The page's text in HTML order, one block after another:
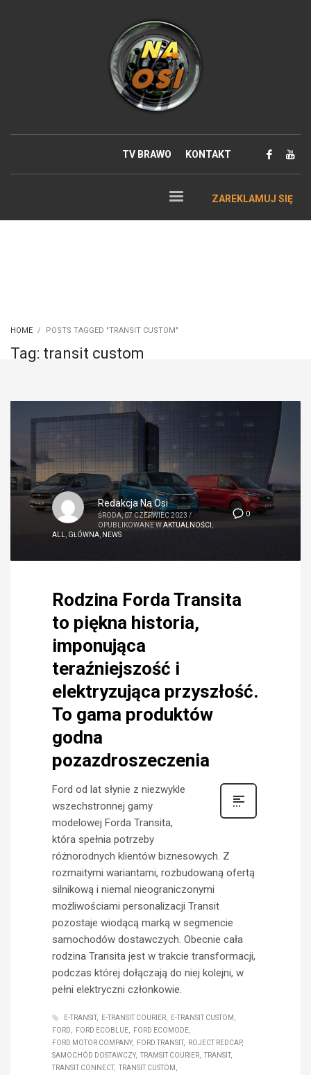
TV BRAWO KONTAKT
ZAREKLAMUJ SIĘ
HOME POSTS TAGGED "TRANSIT CUSTOM"
Tag: transit custom
0
Redakcja Na Osi
ŚRODA, 07 CZERWIEC 2023 /
OPUBLIKOWANE WAKTUALNOŚCI
ALL
GŁÓWNA NEWS
Rodzina Forda Transita
to piękna historia,
imponująca
teraźniejszość i
elektryzująca przyszłość.
To gama produktów
godna
pozazdroszeczenia
Ford od lat słynie z niezwykle
wszechstronnej gamy
modelowej Forda Transita,
która spełnia potrzeby
różnorodnych klientów biznesowych. Z
rozmaitymi wariantami, rozbudowaną ofertą
silnikową i niemal nieograniczonymi
możliwościami personalizacji Transit
pozostaje wiodącą marką w segmencie
samochodów dostawczych. Obecnie cała
rodzina Transita jest w trakcie transformacji,
podczas której dołączają do niej kolejni, w
pełni elektryczni członkowie.
E-TRANSIT E-TRANSIT COURIER
E-TRANSIT CUSTOM
FORD
FORD ECOBLUE
FORD ECOMODE
FORD MOTOR COMPANY
FORD TRANSIT
ROJECT REDCAP
SAMOCHÓD DOSTAWCZY
TRAMSIT COURIER
TRANSIT
TRANSIT CONNECT
TRANSIT CUSTOM